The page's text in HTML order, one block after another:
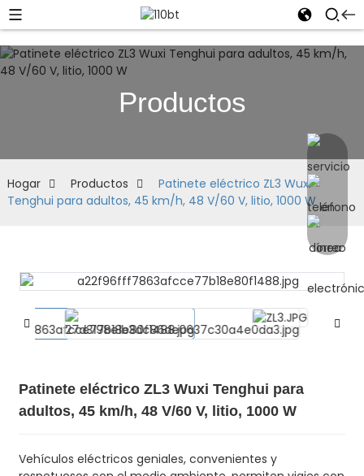
Productos
Hogar Productos
Patinete eléctrico ZL3 Wuxi
Tenghui para adultos, 45 km/h, 48 V/60 V, litio, 1000 W
Patinete eléctrico ZL3 Wuxi Tenghui para
adultos, 45 km/h, 48 V/60 V, litio, 1000 W
Vehículos eléctricos geniales, convenientes y